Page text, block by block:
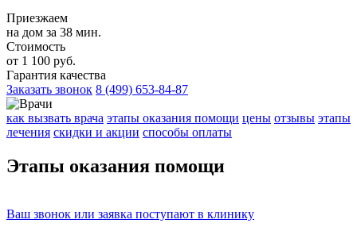
Приезжаем
на дом за 38 мин.
Стоимость
от 1 100 руб.
Гарантия качества
Заказать звонок 8 (499) 653-84-87
как вызвать врача этапы оказания помощи цены отзывы этапы
лечения скидки и акции способы оплаты
Этапы оказания помощи
Ваш звонок или заявка поступают в клинику